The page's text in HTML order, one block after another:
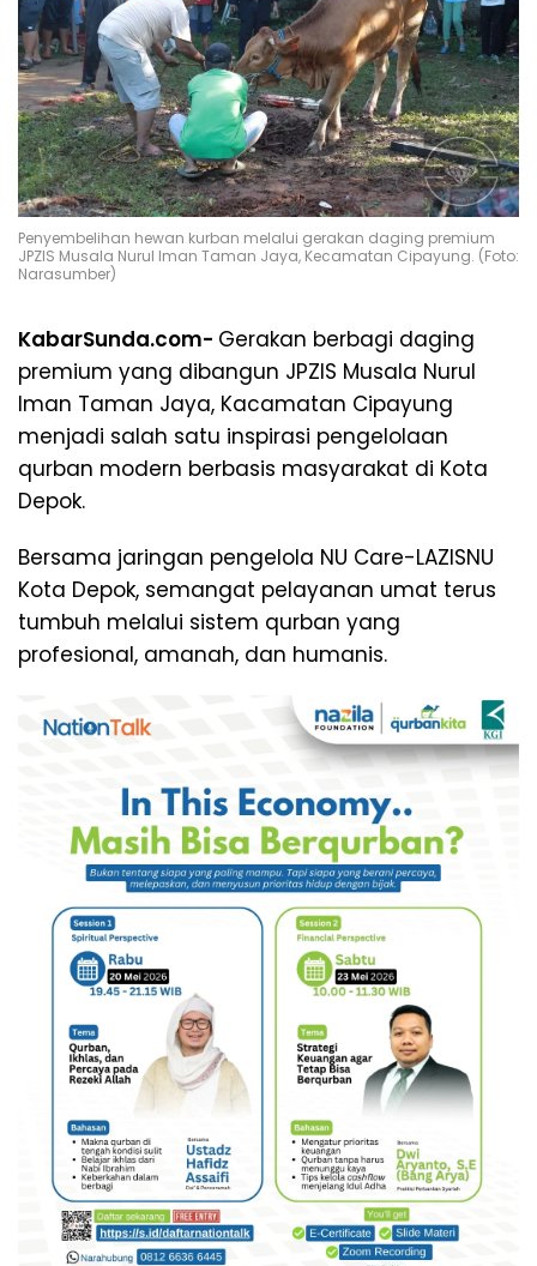
Penyembelihan hewan kurban melalui gerakan daging premium
JPZIS Musala Nurul Iman Taman Jaya, Kecamatan Cipayung. (Foto:
Narasumber)
KabarSunda.com- Gerakan berbagi daging
premium yang dibangun JPZIS Musala Nurul
Iman Taman Jaya, Kacamatan Cipayung
menjadi salah satu inspirasi pengelolaan
qurban modern berbasis masyarakat di Kota
Depok.
Bersama jaringan pengelola NU Care-LAZISNU
Kota Depok, semangat pelayanan umat terus
tumbuh melalui sistem qurban yang
profesional, amanah, dan humanis.